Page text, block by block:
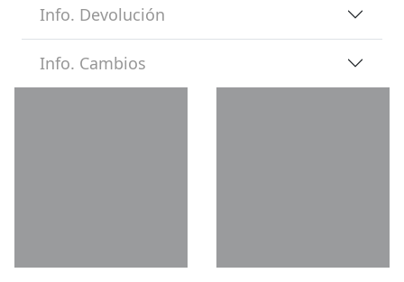
Info. Devolución
Info. Cambios